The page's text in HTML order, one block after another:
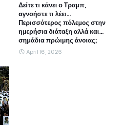
Δείτε τι κάνει ο Τραμπ,
αγνοήστε τι λέει...
Περισσότερος πόλεμος στην
ημερήσια διάταξη αλλά και...
σημάδια πρώιμης άνοιας;
April 16, 2026